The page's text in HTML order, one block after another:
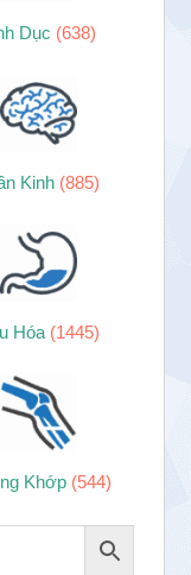
Dục (638)
Kinh (885)
Hóa (1445)
Khớp (544)